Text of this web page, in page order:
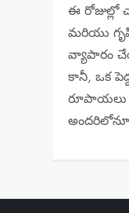
ఈ రోజుల్లో
మరియు
వ్యాపారం
కానీ, ఒక
రూపాయలు